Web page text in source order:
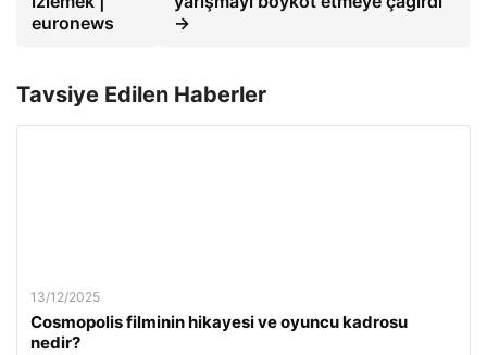
euronews
→
Tavsiye Edilen Haberler
13/12/2025
Cosmopolis filminin hikayesi ve oyuncu kadrosu
nedir?